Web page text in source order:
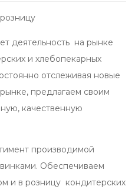
деятельность на рынке
и хлебопекарных
отслеживая новые
предлагаем своим
качественную
производимой
Обеспечиваем
и в розницу кондитерских